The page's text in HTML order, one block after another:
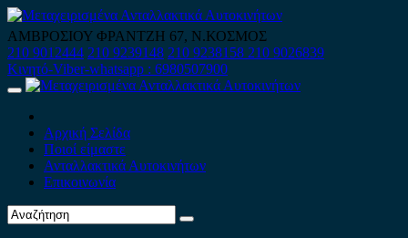
Skip
to
content
ΑΜΒΡΟΣΙΟΥ ΦΡΑΝΤΖΗ 67, Ν.ΚΟΣΜΟΣ
210 9012444 210 9239148 210 9238158 210 9026839
Κινητό-Viber-whatsapp : 6980507900
Primary
Αρχική Σελίδα
Ποιοί είμαστε
Ανταλλακτικά Αυτοκινήτων
Επικοινωνία